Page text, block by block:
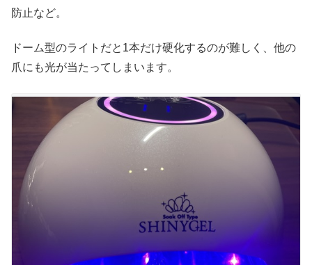
防止など。
ドーム型のライトだと1本だけ硬化するのが難しく、他の
爪にも光が当たってしまいます。